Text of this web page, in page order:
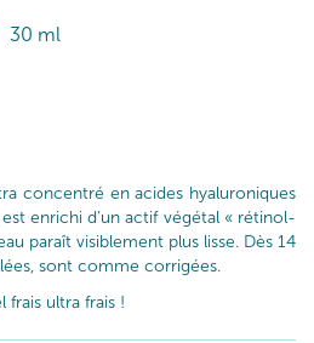
30 ml
concentré en acides hyaluroniques
enrichi d’un actif végétal « rétinol-
paraît visiblement plus lisse. Dès 14
sont comme corrigées.
frais ultra frais !